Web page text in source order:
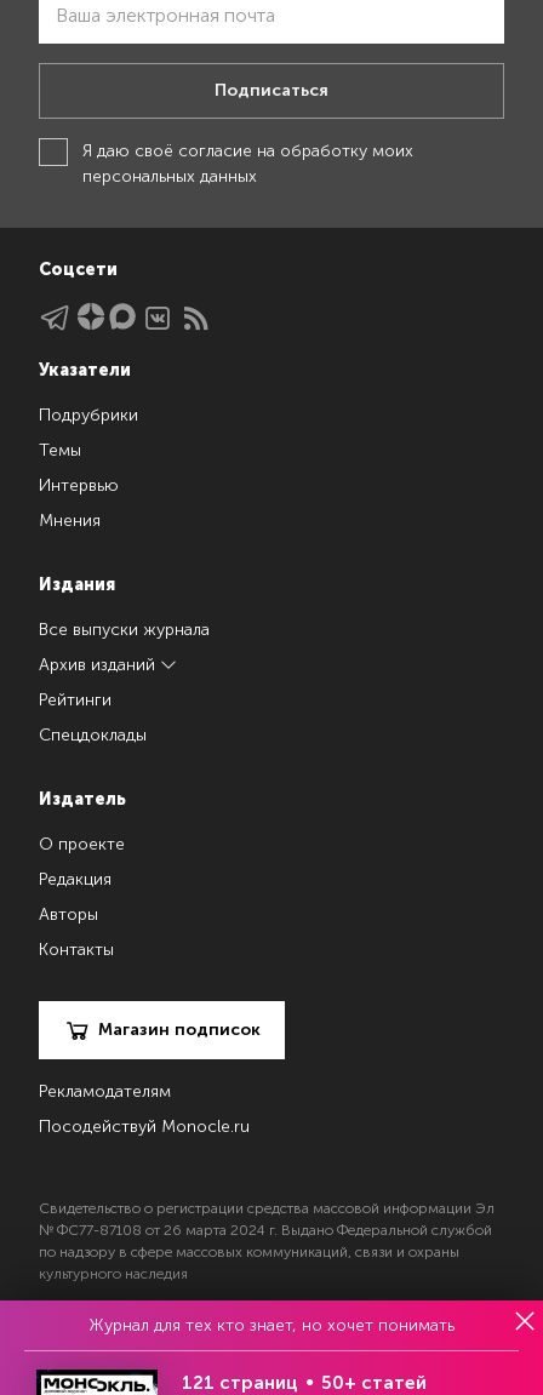
Подписаться
Я даю своё согласие на обработку моих
персональных данных
Соцсети
Указатели
Подрубрики
Темы
Интервью
Мнения
Издания
Все выпуски журнала
Архив изданий
Рейтинги
Спецдоклады
Издатель
О проекте
Редакция
Авторы
Контакты
Магазин подписок
Рекламодателям
Посодействуй Monocle.ru
Свидетельство о регистрации средства массовой информации Эл
№ ФС77-87108 от 26 марта 2024 г. Выдано Федеральной службой
по надзору в сфере массовых коммуникаций, связи и охраны
культурного наследия
© 2017—2026 АНО «Творческий коллектив Эксперт»
Политика конфиденциальности
Журнал для тех кто знает, но хочет понимать
121 страниц 50+ статей